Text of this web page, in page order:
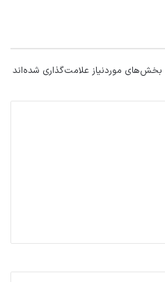
بخش‌های موردنیاز علامت‌گذاری شده‌اند